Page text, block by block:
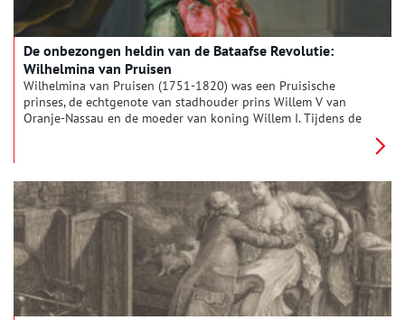
De onbezongen heldin van de Bataafse Revolutie:
Wilhelmina van Pruisen
Wilhelmina van Pruisen (1751-1820) was een Pruisische
prinses, de echtgenote van stadhouder prins Willem V van
Oranje-Nassau en de moeder van koning Willem I. Tijdens de
gewaardeerde. De naam van Wilhelmina van Pruisen, wellicht
de belangrijkste vrouw binnen het conflict, wordt dan ook
maar weinig genoemd. Daarom hier een portret en biografie.